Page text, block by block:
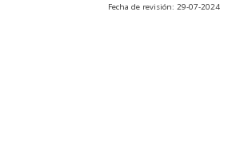
Fecha de revisión: 29-07-2024